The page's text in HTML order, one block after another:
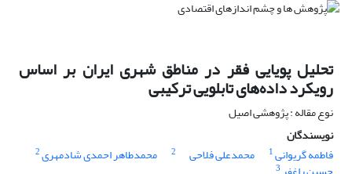
تحلیل پویایی فقر در مناطق شهری ایران بر اساس
رویکرد داده‌های تابلویی ترکیبی
نوع مقاله : پژوهشی اصیل
نویسندگان
فاطمه گریوانی1 محمدعلی فلاحی 2 محمدطاهر احمدی شادمهری2
3